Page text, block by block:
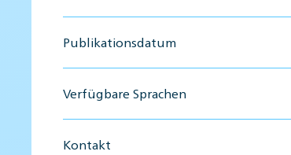
Publikationsdatum
Verfügbare Sprachen
Kontakt